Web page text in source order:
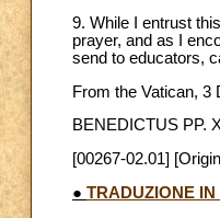
9. While I entrust
prayer, and as I
send to educators,
From the Vatican, 3
BENEDICTUS PP.
[00267-02.01]
● TRADUZIONE